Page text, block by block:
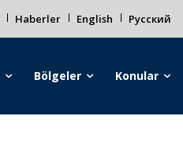
Haberler English Русский
Bölgeler Konular